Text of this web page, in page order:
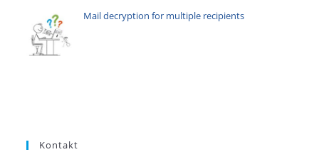
Mail decryption for multiple recipients
Kontakt